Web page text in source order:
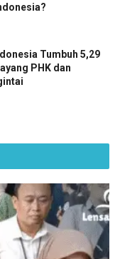
Tumbuh 5,29
PHK dan